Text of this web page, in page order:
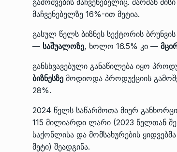
მაჩვენებელზე 16%-ით მეტია.
გასულ წელს ბიზნეს სექტორის
— საშუალოზე, ხოლო 16.5% კი —
განსხვავებული განაწილება იყო
ბიზნესზე მოდიოდა პროდუქციის
28%.
2024 წელს საწარმოთა მიერ
115 მილიარდი ლარი (2023 წელთან
საქონლისა და მომსახურების
მეტი) შეადგინა.
ᲙᲣᲚᲢᲣᲠᲐ
10
თბილისის
სახელობის
ᲙᲣᲚᲢᲣᲠᲐ